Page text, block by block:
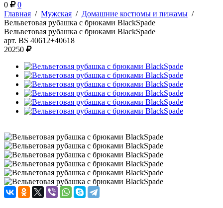
0
0
Главная / Мужская / Домашние костюмы и пижамы /
Вельветовая рубашка с брюками BlackSpade
Вельветовая рубашка с брюками BlackSpade
арт. BS 40612+40618
20250